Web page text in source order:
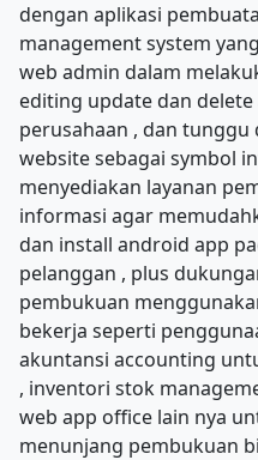
dengan aplikasi
management system
web admin dalam
editing update dan
perusahaan , dan
website sebagai symbol
menyediakan layanan
informasi agar
dan install android app
pelanggan , plus
pembukuan
bekerja seperti
akuntansi accounting
, inventori stok
web app office lain nya
menunjang pembukuan